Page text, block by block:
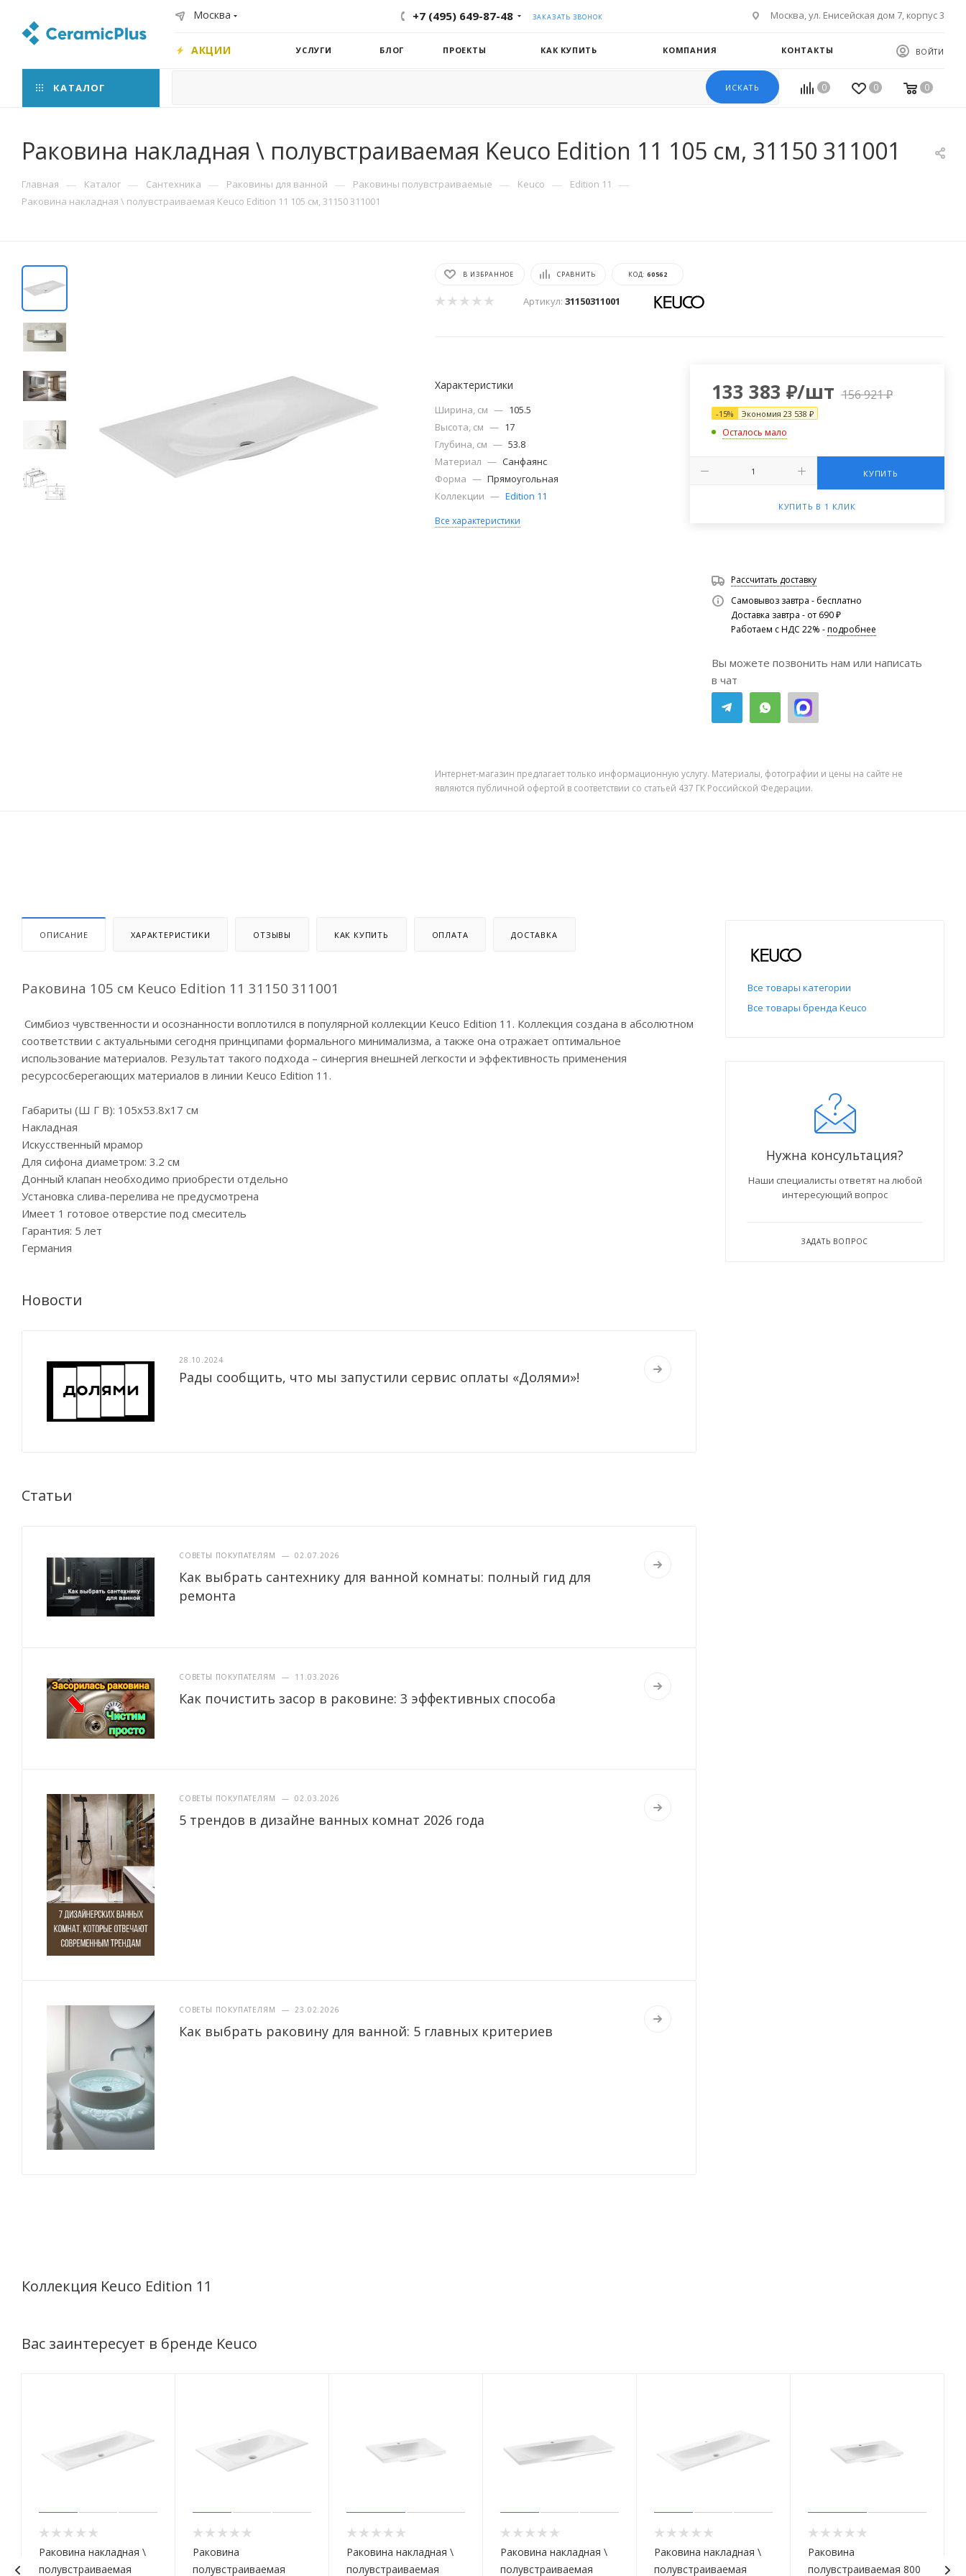
Москва +7 (495) 649-87-48 ЗАКАЗАТЬ ЗВОНОК Москва, ул. Енисейская дом 7, корпус 3
АКЦИИ УСЛУГИ БЛОГ ПРОЕКТЫ КАК КУПИТЬ КОМПАНИЯ КОНТАКТЫ ВОЙТИ
КАТАЛОГ ИСКАТЬ 0 0 0
Раковина накладная \ полувстраиваемая Keuco Edition 11 105 см, 31150 311001
Главная — Каталог — Сантехника — Раковины для ванной — Раковины полувстраиваемые — Keuco — Edition 11 —
Раковина накладная \ полувстраиваемая Keuco Edition 11 105 см, 31150 311001
В ИЗБРАННОЕ СРАВНИТЬ КОД: 60562
Артикул: 31150311001
Характеристики
Ширина, см — 105.5
Высота, см — 17
Глубина, см — 53.8
Материал — Санфаянс
Форма — Прямоугольная
Коллекции — Edition 11
Все характеристики
133 383 ₽/шт 156 921₽
-15% Экономия 23 538 ₽
Осталось мало
КУПИТЬ
КУПИТЬ В 1 КЛИК
Рассчитать доставку
Самовывоз завтра - бесплатно
Доставка завтра - от 690 ₽
Работаем с НДС 22% -подробнее
Вы можете позвонить нам или написать
в чат
Интернет-магазин предлагает только информационную услугу. Материалы, фотографии и цены на сайте не
являются публичной офертой в соответствии со статьей 437 ГК Российской Федерации.
ОПИСАНИЕ ХАРАКТЕРИСТИКИ ОТЗЫВЫ КАК КУПИТЬ ОПЛАТА ДОСТАВКА
Раковина 105 см Keuco Edition 11 31150 311001
Симбиоз чувственности и осознанности воплотился в популярной коллекции Keuco Edition 11. Коллекция создана в абсолютном
соответствии с актуальными сегодня принципами формального минимализма, а также она отражает оптимальное
использование материалов. Результат такого подхода – синергия внешней легкости и эффективность применения
ресурсосберегающих материалов в линии Keuco Edition 11.
Габариты (Ш Г В): 105x53.8x17 см
Накладная
Искусственный мрамор
Для сифона диаметром: 3.2 см
Донный клапан необходимо приобрести отдельно
Установка слива-перелива не предусмотрена
Имеет 1 готовое отверстие под смеситель
Гарантия: 5 лет
Германия
Новости
28.10.2024
Рады сообщить, что мы запустили сервис оплаты «Долями»!
Статьи
СОВЕТЫ ПОКУПАТЕЛЯМ — 02.07.2026
Как выбрать сантехнику для ванной комнаты: полный гид для
ремонта
СОВЕТЫ ПОКУПАТЕЛЯМ — 11.03.2026
Как почистить засор в раковине: 3 эффективных способа
СОВЕТЫ ПОКУПАТЕЛЯМ — 02.03.2026
5 трендов в дизайне ванных комнат 2026 года
СОВЕТЫ ПОКУПАТЕЛЯМ — 23.02.2026
Как выбрать раковину для ванной: 5 главных критериев
Все товары категории
Все товары бренда Keuco
Нужна консультация?
Наши специалисты ответят на любой
интересующий вопрос
ЗАДАТЬ ВОПРОС
Коллекция Keuco Edition 11
Вас заинтересует в бренде Keuco
Раковина накладная \
полувстраиваемая
Раковина
полувстраиваемая
Раковина накладная \
полувстраиваемая
Раковина накладная \
полувстраиваемая
Раковина накладная \
полувстраиваемая
Раковина
полувстраиваемая 800